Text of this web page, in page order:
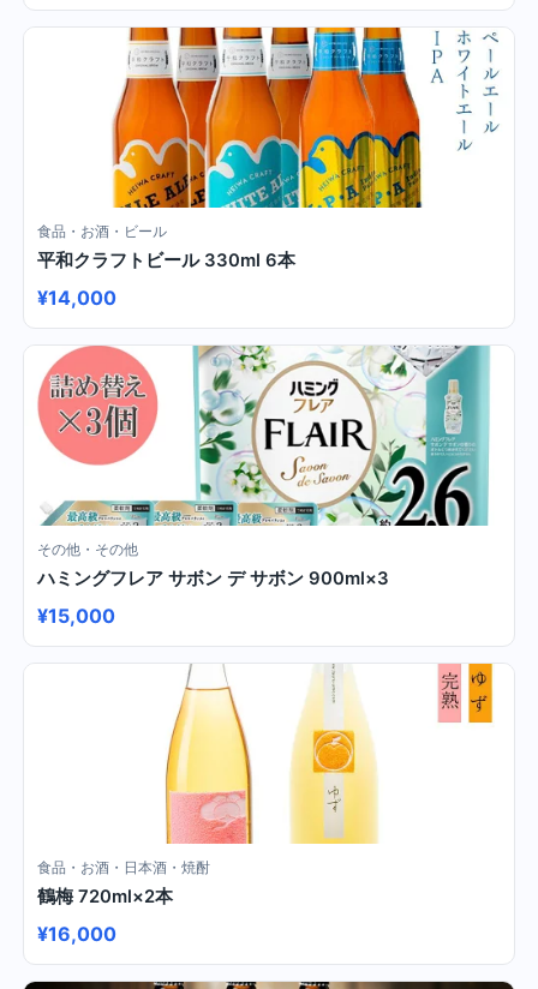
食品・お酒・ビール
平和クラフトビール 330ml 6本
¥14,000
その他・その他
ハミングフレア サボン デ サボン 900ml×3
¥15,000
食品・お酒・日本酒・焼酎
鶴梅 720ml×2本
¥16,000